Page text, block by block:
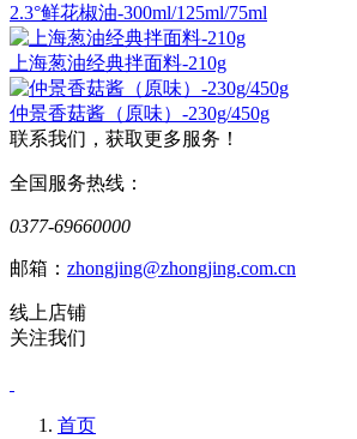
2.3°鲜花椒油-300ml/125ml/75ml
上海葱油经典拌面料-210g
仲景香菇酱（原味）-230g/450g
联系我们，获取更多服务！
全国服务热线：
0377-69660000
邮箱： zhongjing@zhongjing.com.cn
线上店铺
关注我们
首页